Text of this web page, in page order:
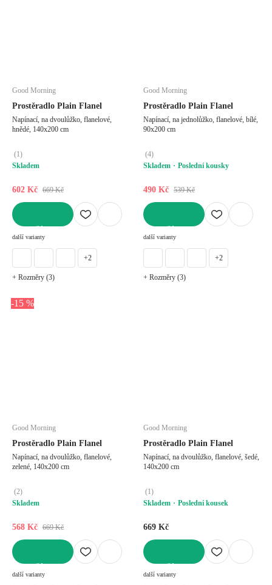
Good Morning
Prostěradlo Plain Flanel
Napínací, na dvoulůžko, flanelové,
hnědé, 140x200 cm
(1)
Skladem
602 Kč 669 Kč
další varianty
+2
+ Rozměry (3)
Good Morning
Prostěradlo Plain Flanel
Napínací, na jednolůžko, flanelové, bílé,
90x200 cm
(4)
Skladem
Poslední kousky
490 Kč 539 Kč
další varianty
+2
+ Rozměry (3)
-15 %
Good Morning
Prostěradlo Plain Flanel
Napínací, na dvoulůžko, flanelové,
zelené, 140x200 cm
(2)
Skladem
568 Kč 669 Kč
další varianty
Good Morning
Prostěradlo Plain Flanel
Napínací, na dvoulůžko, flanelové, šedé,
140x200 cm
(1)
Skladem
Poslední kousek
669 Kč
další varianty